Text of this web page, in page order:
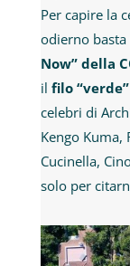
Per capire la
odierno
Now” della
il filo “verde”
celebri di
Kengo Kuma,
Cucinella,
solo per